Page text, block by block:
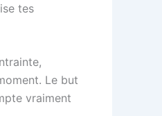
tes
Le but
vraiment